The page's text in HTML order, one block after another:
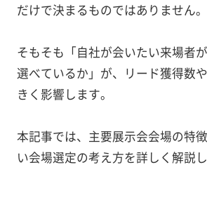
だけで決まるものではありません。
そもそも「自社が会いたい来場者
選べているか」が、リード獲得数
きく影響します。
本記事では、主要展示会会場の特
い会場選定の考え方を詳しく解説し